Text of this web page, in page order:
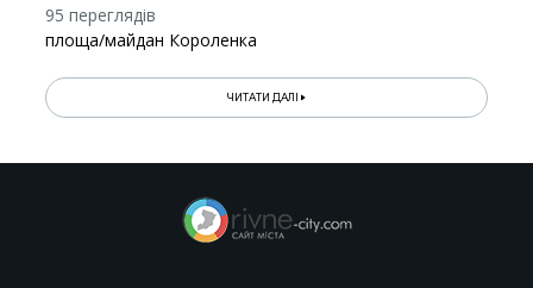
95 переглядів
площа/майдан Короленка
ЧИТАТИ ДАЛІ